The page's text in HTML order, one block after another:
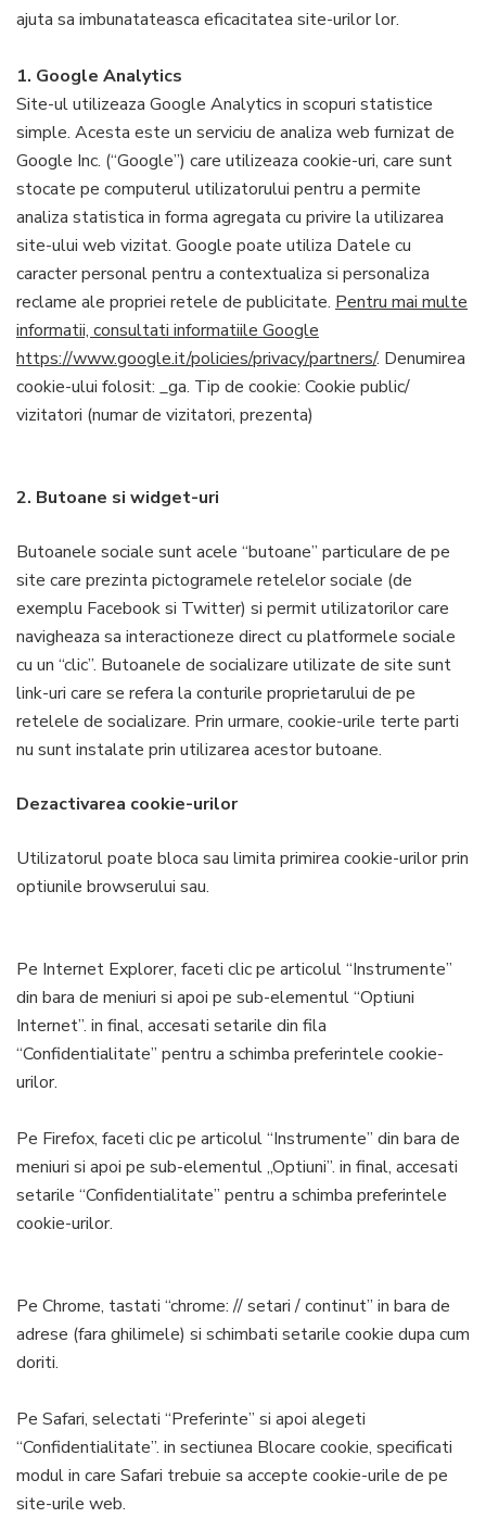
ajuta sa imbunatateasca eficacitatea site-urilor lor.
1. Google Analytics
Site-ul utilizeaza Google Analytics in scopuri statistice
simple. Acesta este un serviciu de analiza web furnizat de
Google Inc. (“Google”) care utilizeaza cookie-uri, care sunt
stocate pe computerul utilizatorului pentru a permite
analiza statistica in forma agregata cu privire la utilizarea
site-ului web vizitat. Google poate utiliza Datele cu
caracter personal pentru a contextualiza si personaliza
reclame ale propriei retele de publicitate. Pentru mai multe
informatii, consultati informatiile Google
https://www.google.it/policies/privacy/partners/. Denumirea
cookie-ului folosit: _ga. Tip de cookie: Cookie public/
vizitatori (numar de vizitatori, prezenta)
2. Butoane si widget-uri
Butoanele sociale sunt acele “butoane” particulare de pe
site care prezinta pictogramele retelelor sociale (de
exemplu Facebook si Twitter) si permit utilizatorilor care
navigheaza sa interactioneze direct cu platformele sociale
cu un “clic”. Butoanele de socializare utilizate de site sunt
link-uri care se refera la conturile proprietarului de pe
retelele de socializare. Prin urmare, cookie-urile terte parti
nu sunt instalate prin utilizarea acestor butoane.
Dezactivarea cookie-urilor
Utilizatorul poate bloca sau limita primirea cookie-urilor prin
optiunile browserului sau.
Pe Internet Explorer, faceti clic pe articolul “Instrumente”
din bara de meniuri si apoi pe sub-elementul “Optiuni
Internet”. in final, accesati setarile din fila
“Confidentialitate” pentru a schimba preferintele cookie-
urilor.
Pe Firefox, faceti clic pe articolul “Instrumente” din bara de
meniuri si apoi pe sub-elementul „Optiuni”. in final, accesati
setarile “Confidentialitate” pentru a schimba preferintele
cookie-urilor.
Pe Chrome, tastati “chrome: // setari / continut” in bara de
adrese (fara ghilimele) si schimbati setarile cookie dupa cum
doriti.
Pe Safari, selectati “Preferinte” si apoi alegeti
“Confidentialitate”. in sectiunea Blocare cookie, specificati
modul in care Safari trebuie sa accepte cookie-urile de pe
site-urile web.